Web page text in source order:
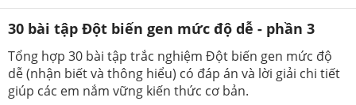
30 bài tập Đột biến gen mức độ dễ - phần 3
Tổng hợp 30 bài tập trắc nghiệm Đột biến gen mức độ
dễ (nhận biết và thông hiểu) có đáp án và lời giải chi tiết
giúp các em nắm vững kiến thức cơ bản.